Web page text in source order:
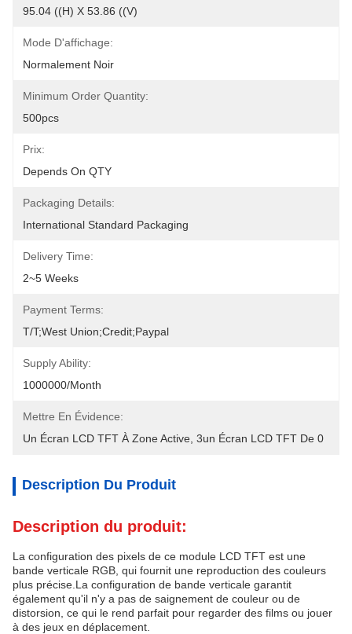
95.04 ((H) X 53.86 ((V)
Mode D'affichage:
Normalement Noir
Minimum Order Quantity:
500pcs
Prix:
Depends On QTY
Packaging Details:
International Standard Packaging
Delivery Time:
2~5 Weeks
Payment Terms:
T/T;West Union;Credit;Paypal
Supply Ability:
1000000/month
Mettre En Évidence:
Un Écran LCD TFT À Zone Active 3un Écran LCD TFT De 0
Description Du Produit
Description du produit:
La configuration des pixels de ce module LCD TFT est une
bande verticale RGB, qui fournit une reproduction des couleurs
plus précise.La configuration de bande verticale garantit
également qu'il n'y a pas de saignement de couleur ou de
distorsion, ce qui le rend parfait pour regarder des films ou jouer
à des jeux en déplacement.